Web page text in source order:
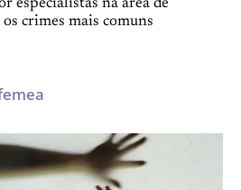
especialistas na área de
crimes mais comuns